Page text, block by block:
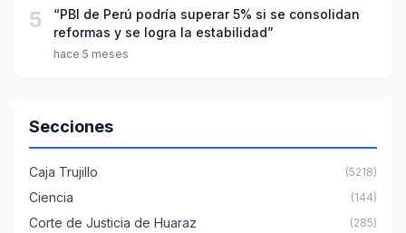
5
“PBI de Perú podría superar 5% si se consolidan
reformas y se logra la estabilidad”
hace 5 meses
Secciones
Caja Trujillo (5218)
Ciencia (144)
Corte de Justicia de Huaraz (285)